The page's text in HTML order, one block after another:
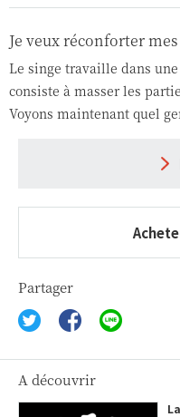
Je veux réconforter
Le singe travaille dans
consiste à masser les
Voyons maintenant quel
Partager
A découvrir